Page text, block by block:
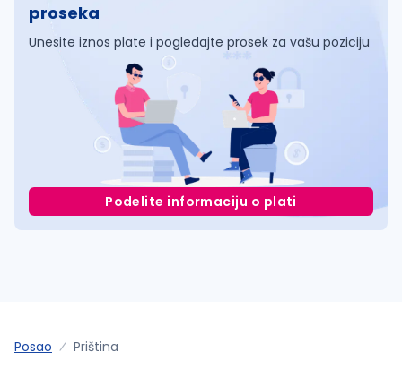
proseka
Unesite iznos plate i pogledajte prosek za vašu poziciju
Podelite informaciju o plati
Posao Priština